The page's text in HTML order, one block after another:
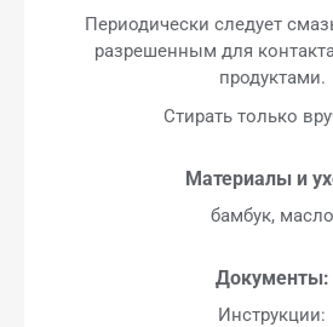
Периодически следует
разрешенным для
продуктами.
Стирать только
Материалы и
бамбук, масло
Документы:
Инструкции: